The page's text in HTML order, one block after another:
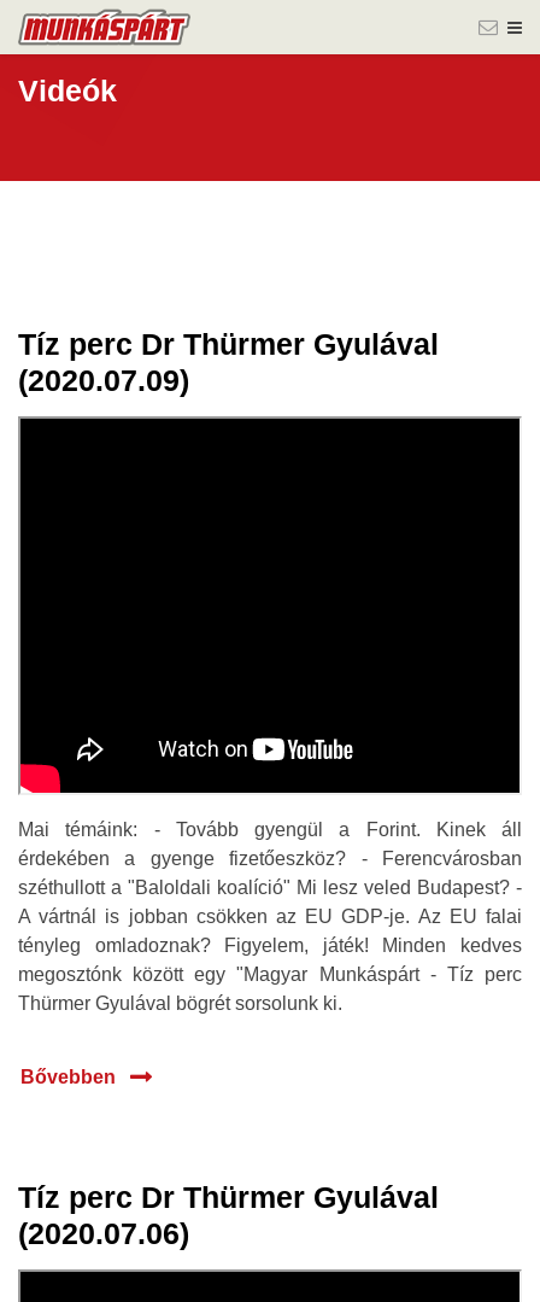
Videók
10 júl.
2020
Tíz perc Dr Thürmer Gyulával
(2020.07.09)
Mai témáink: - Tovább gyengül a Forint. Kinek áll
érdekében a gyenge fizetőeszköz? - Ferencvárosban
széthullott a "Baloldali koalíció" Mi lesz veled Budapest? -
A vártnál is jobban csökken az EU GDP-je. Az EU falai
tényleg omladoznak? Figyelem, játék! Minden kedves
megosztónk között egy "Magyar Munkáspárt - Tíz perc
Thürmer Gyulával bögrét sorsolunk ki.
Bővebben
07 júl.
2020
Tíz perc Dr Thürmer Gyulával
(2020.07.06)